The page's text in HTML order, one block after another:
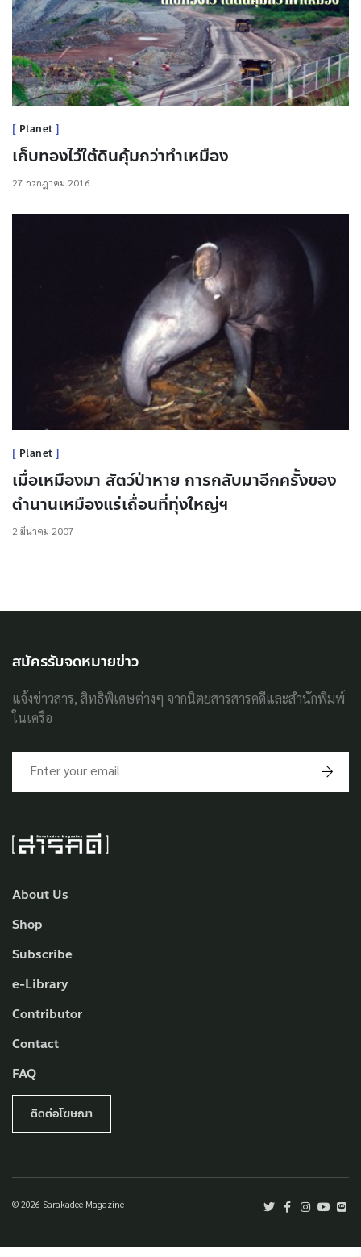
Planet
เก็บทองไว้ใต้ดินคุ้มกว่าทำเหมือง
27 กรกฎาคม 2016
Planet
เมื่อเหมืองมา สัตว์ป่าหาย การกลับมาอีกครั้งของ
ตำนานเหมืองแร่เถื่อนที่ทุ่งใหญ่ฯ
2 มีนาคม 2007
About Us
Shop
Subscribe
e-Library
Contributor
Contact
FAQ
ติดต่อโฆษณา
© 2026 Sarakadee Magazine
สมัครรับจดหมายข่าว
แจ้งข่าวสาร, สิทธิพิเศษต่างๆ จากนิตยสารสารคดีและสำนักพิมพ์
ในเครือ